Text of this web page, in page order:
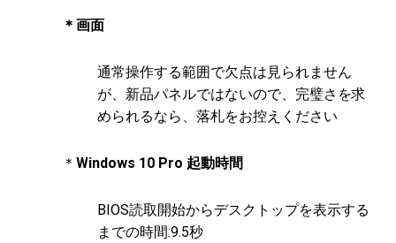
＊画面
通常操作する範囲で欠点は見られません
が、新品パネルではないので、完璧さを求
められるなら、落札をお控えください
＊ Windows 10 Pro 起動時間
BIOS読取開始からデスクトップを表示する
までの時間:9.5秒